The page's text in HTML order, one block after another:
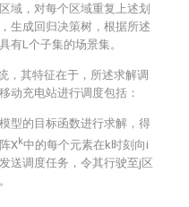
域，对每个区域重复上述划
生成回归决策树，根据所述
有L个子集的场景集。
，其特征在于，所述求解调
动充电站进行调度包括：
型的目标函数进行求解，得
Xk中的每个元素在k时刻向i
送调度任务，令其行驶至j区